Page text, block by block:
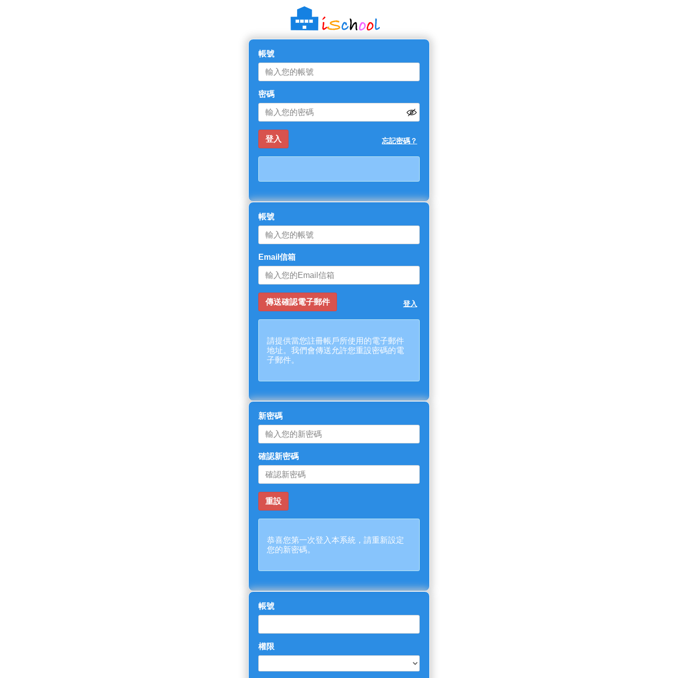
帳號
密碼
忘記密碼？
帳號
Email信箱
登入
請提供當您註冊帳戶所使用的電子郵件
地址。我們會傳送允許您重設密碼的電
子郵件。
新密碼
確認新密碼
恭喜您第一次登入本系統，請重新設定
您的新密碼。
帳號
權限